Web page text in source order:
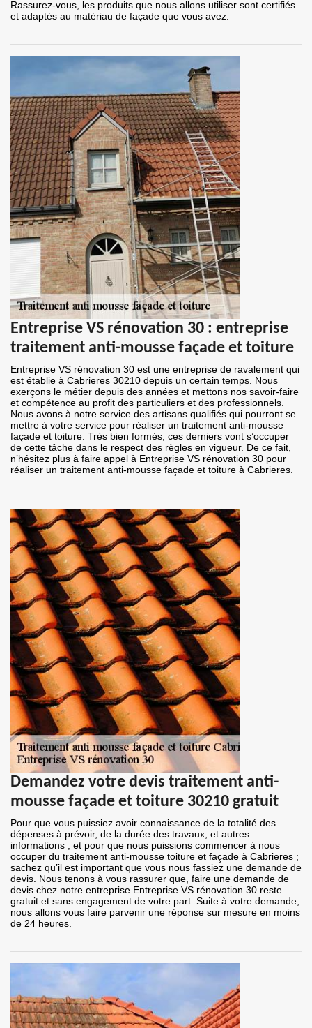
Rassurez-vous, les produits que nous allons utiliser sont certifiés
et adaptés au matériau de façade que vous avez.
Entreprise VS rénovation 30 : entreprise
traitement anti-mousse façade et toiture
Entreprise VS rénovation 30 est une entreprise de ravalement qui
est établie à Cabrieres 30210 depuis un certain temps. Nous
exerçons le métier depuis des années et mettons nos savoir-faire
et compétence au profit des particuliers et des professionnels.
Nous avons à notre service des artisans qualifiés qui pourront se
mettre à votre service pour réaliser un traitement anti-mousse
façade et toiture. Très bien formés, ces derniers vont s’occuper
de cette tâche dans le respect des règles en vigueur. De ce fait,
n’hésitez plus à faire appel à Entreprise VS rénovation 30 pour
réaliser un traitement anti-mousse façade et toiture à Cabrieres.
Demandez votre devis traitement anti-
mousse façade et toiture 30210 gratuit
Pour que vous puissiez avoir connaissance de la totalité des
dépenses à prévoir, de la durée des travaux, et autres
informations ; et pour que nous puissions commencer à nous
occuper du traitement anti-mousse toiture et façade à Cabrieres ;
sachez qu’il est important que vous nous fassiez une demande de
devis. Nous tenons à vous rassurer que, faire une demande de
devis chez notre entreprise Entreprise VS rénovation 30 reste
gratuit et sans engagement de votre part. Suite à votre demande,
nous allons vous faire parvenir une réponse sur mesure en moins
de 24 heures.